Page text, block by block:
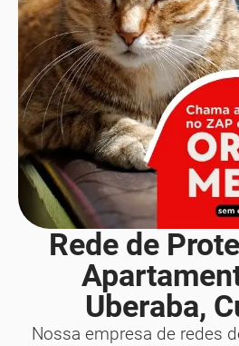
Rede de
Uberaba,
Nossa empresa de redes